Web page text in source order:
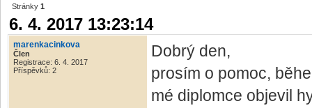
Stránky 1
6. 4. 2017 13:23:14
marenkacinkova
Člen
Registrace: 6. 4. 2017
Příspěvků: 2
Dobrý den,
prosím o pomoc,
mé diplomce objevil